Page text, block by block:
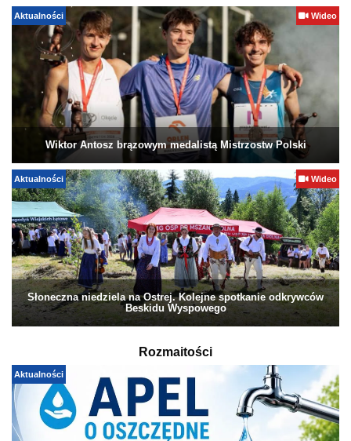
Aktualności Wideo
Wiktor Antosz brązowym medalistą Mistrzostw Polski
Aktualności Wideo
Słoneczna niedziela na Ostrej. Kolejne spotkanie odkrywców
Beskidu Wyspowego
Rozmaitości
Aktualności